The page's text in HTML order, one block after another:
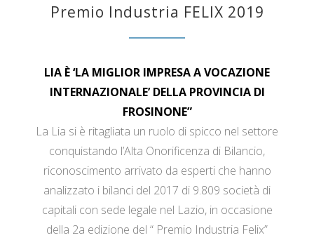
Premio Industria FELIX 2019
LIA È ‘LA MIGLIOR IMPRESA A VOCAZIONE
INTERNAZIONALE’ DELLA PROVINCIA DI
FROSINONE”
La Lia si è ritagliata un ruolo di spicco nel settore
conquistando l’Alta Onorificenza di Bilancio,
riconoscimento arrivato da esperti che hanno
analizzato i bilanci del 2017 di 9.809 società di
capitali con sede legale nel Lazio, in occasione
della 2a edizione del “ Premio Industria Felix”